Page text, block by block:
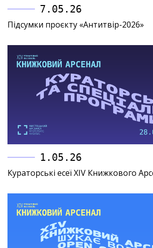
7.05.26
Підсумки проєкту «Антитвір-2026»
1.05.26
Кураторські есеї XIV Книжкового